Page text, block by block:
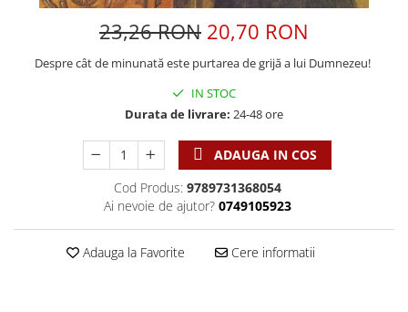
Tineri
Viata de familie
Pix plastic
Jurnale
Limba Română
Pentru birou
Pentru copii
Tablouri
Alte suveniruri
Suport pahar
Magneti
Suport pahar
23,26 RON 20,70 RON
Despre cât de minunată este purtarea de grijă a lui Dumnezeu!
IN STOC
Durata de livrare: 24-48 ore
ADAUGA IN COS
Cod Produs: 9789731368054
Ai nevoie de ajutor? 0749105923
Adauga la Favorite Cere informatii